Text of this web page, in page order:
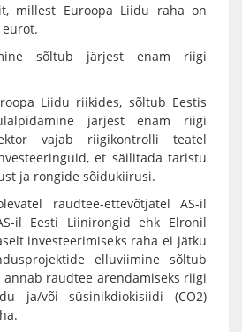
millest Euroopa Liidu raha on
sõltub järjest enam riigi
Liidu riikides, sõltub Eestis
järjest enam riigi
vajab riigikontrolli teatel
et säilitada taristu
ja rongide sõidukiirusi.
raudtee-ettevõtjatel AS-il
il Eesti Liinirongid ehk Elronil
investeerimiseks raha ei jätku
elluviimine sõltub
raudtee arendamiseks riigi
ja/või süsinikdiokisiidi (CO2)